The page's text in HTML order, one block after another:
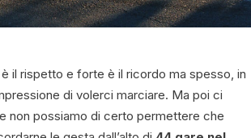
il rispetto e forte è il ricordo ma spesso, in
di volerci marciare. Ma poi ci
non possiamo di certo permettere che